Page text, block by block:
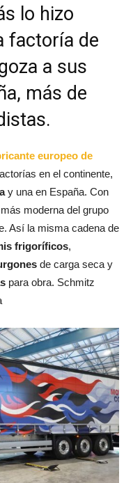
lo hizo
factoría de
a sus
más de
europeo de
en el continente,
y una en España. Con
moderna del grupo
Así la misma cadena de
frigoríficos,
de carga seca y
para obra. Schmitz